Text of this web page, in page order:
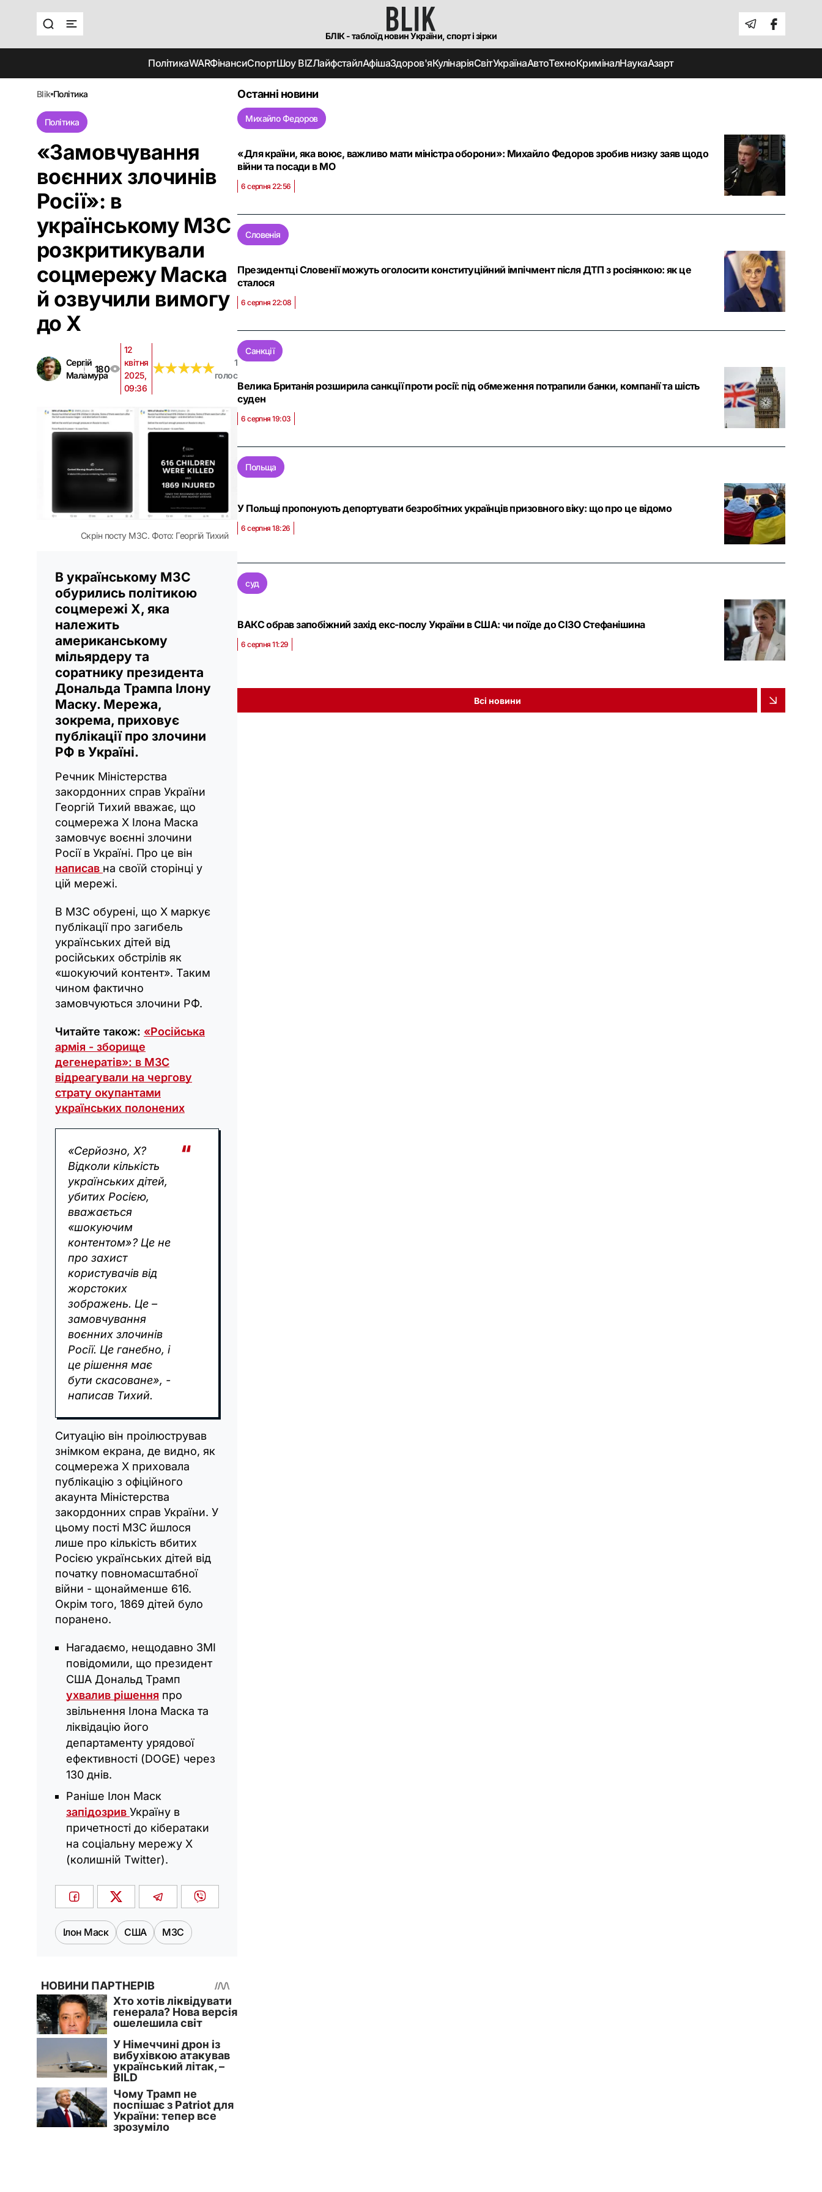
БЛІК - таблоїд новин України, спорт і зірки
ПолітикаWARФінансиСпортШоу BIZЛайфстайлАфішаЗдоров'яКулінаріяСвітУкраїнаАвтоТехноКриміналНаукаАзарт
blik політика
Політика
«Замовчування
воєнних злочинів
Росії»: в
українському МЗС
розкритикували
соцмережу Маска
й озвучили вимогу
до Х
Сергій
Маламура
180
12
квітня
2025,
09:36
★★★★★
★★★★★
1
голос
Скрін посту МЗС. Фото: Георгій Тихий
В українському МЗС
обурились політикою
соцмережі Х, яка
належить
американському
мільярдеру та
соратнику президента
Дональда Трампа Ілону
Маску. Мережа,
зокрема, приховує
публікації про злочини
РФ в Україні.
Речник Міністерства
закордонних справ України
Георгій Тихий вважає, що
соцмережа Х Ілона Маска
замовчує воєнні злочини
Росії в Україні. Про це він
написав на своїй сторінці у
цій мережі.
В МЗС обурені, що Х маркує
публікації про загибель
українських дітей від
російських обстрілів як
«шокуючий контент». Таким
чином фактично
замовчуються злочини РФ.
Читайте також: «Російська
армія - зборище
дегенератів»: в МЗС
відреагували на чергову
страту окупантами
українських полонених
«Серйозно, X?
Відколи кількість
українських дітей,
убитих Росією,
вважається
«шокуючим
контентом»? Це не
про захист
користувачів від
жорстоких
зображень. Це –
замовчування
воєнних злочинів
Росії. Це ганебно, і
це рішення має
бути скасоване», -
написав Тихий.
Ситуацію він проілюстрував
знімком екрана, де видно, як
соцмережа Х приховала
публікацію з офіційного
акаунта Міністерства
закордонних справ України. У
цьому пості МЗС йшлося
лише про кількість вбитих
Росією українських дітей від
початку повномасштабної
війни - щонайменше 616.
Окрім того, 1869 дітей було
поранено.
Нагадаємо, нещодавно ЗМІ
повідомили, що президент
США Дональд Трамп
ухвалив рішення про
звільнення Ілона Маска та
ліквідацію його
департаменту урядової
ефективності (DOGE) через
130 днів.
Раніше Ілон Маск
запідозрив Україну в
причетності до кібератаки
на соціальну мережу Х
(колишній Twitter).
Ілон Маск США МЗС
Останні новини
Михайло Федоров
«Для країни, яка воює, важливо мати міністра оборони»: Михайло Федоров зробив низку заяв щодо
війни та посади в МО
6 серпня 22:56
Словенія
Президентці Словенії можуть оголосити конституційний імпічмент після ДТП з росіянкою: як це
сталося
6 серпня 22:08
Санкції
Велика Британія розширила санкції проти росії: під обмеження потрапили банки, компанії та шість
суден
6 серпня 19:03
Польща
У Польщі пропонують депортувати безробітних українців призовного віку: що про це відомо
6 серпня 18:26
суд
ВАКС обрав запобіжний захід екс-послу України в США: чи поїде до СІЗО Стефанішина
6 серпня 11:29
Всі новини